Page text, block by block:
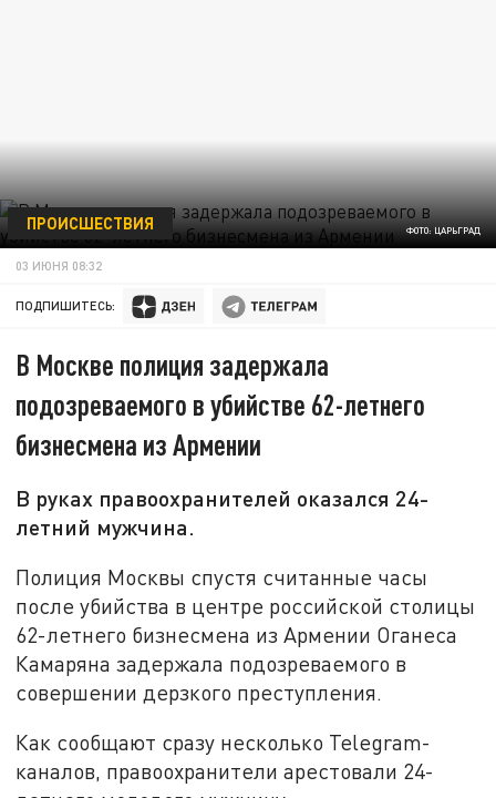
ФОТО: ЦАРЬГРАД
ПРОИСШЕСТВИЯ
03 ИЮНЯ 08:32
ПОДПИШИТЕСЬ:
В Москве полиция задержала
подозреваемого в убийстве 62-летнего
бизнесмена из Армении
В руках правоохранителей оказался 24-
летний мужчина.
Полиция Москвы спустя считанные часы
после убийства в центре российской столицы
62-летнего бизнесмена из Армении Оганеса
Камаряна задержала подозреваемого в
совершении дерзкого преступления.
Как сообщают сразу несколько Telegram-
каналов, правоохранители арестовали 24-